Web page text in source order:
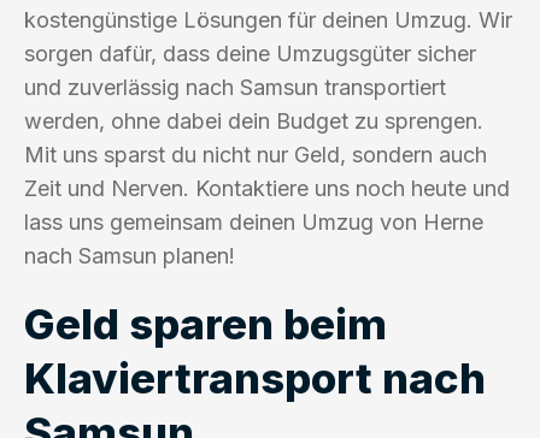
kostengünstige Lösungen für deinen Umzug. Wir
sorgen dafür, dass deine Umzugsgüter sicher
und zuverlässig nach Samsun transportiert
werden, ohne dabei dein Budget zu sprengen.
Mit uns sparst du nicht nur Geld, sondern auch
Zeit und Nerven. Kontaktiere uns noch heute und
lass uns gemeinsam deinen Umzug von Herne
nach Samsun planen!
Geld sparen beim
Klaviertransport nach